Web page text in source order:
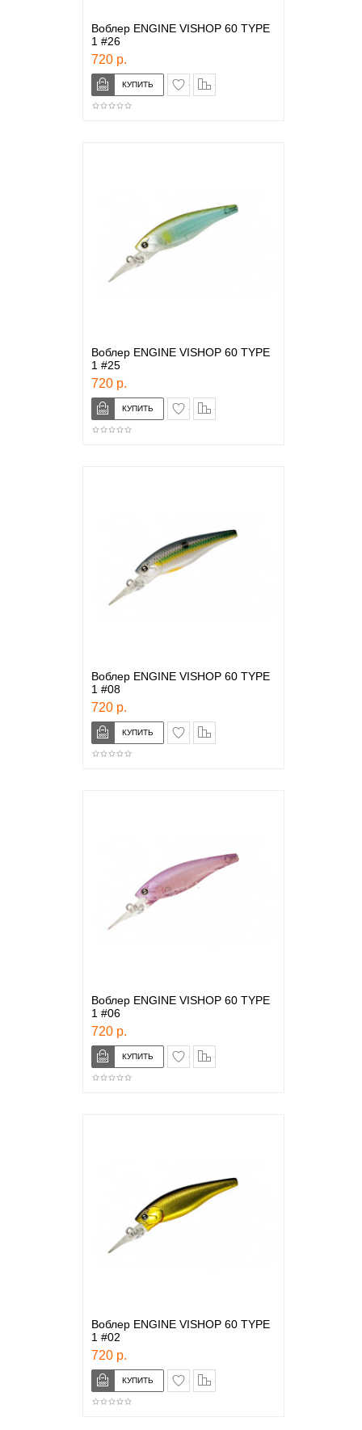
Воблер ENGINE VISHOP 60 TYPE
1 #26
720 р.
в закладки
Воблер ENGINE VISHOP 60 TYPE
1 #25
720 р.
в закладки
Воблер ENGINE VISHOP 60 TYPE
1 #08
720 р.
в закладки
Воблер ENGINE VISHOP 60 TYPE
1 #06
720 р.
в закладки
Воблер ENGINE VISHOP 60 TYPE
1 #02
720 р.
в закладки